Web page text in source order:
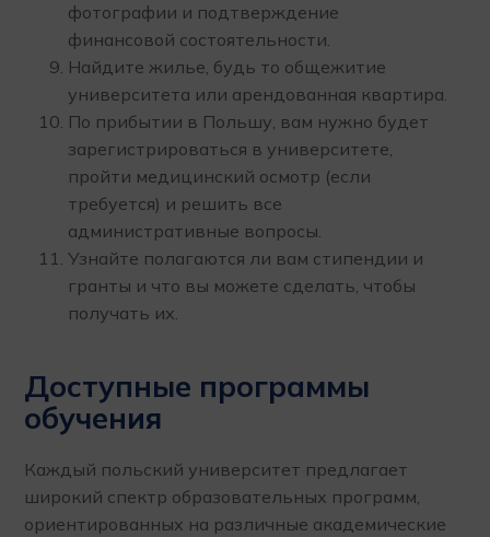
фотографии и подтверждение
финансовой состоятельности.
Найдите жилье, будь то общежитие
университета или арендованная квартира.
По прибытии в Польшу, вам нужно будет
зарегистрироваться в университете,
пройти медицинский осмотр (если
требуется) и решить все
административные вопросы.
Узнайте полагаются ли вам стипендии и
гранты и что вы можете сделать, чтобы
получать их.
Доступные программы
обучения
Каждый польский университет предлагает
широкий спектр образовательных программ,
ориентированных на различные академические